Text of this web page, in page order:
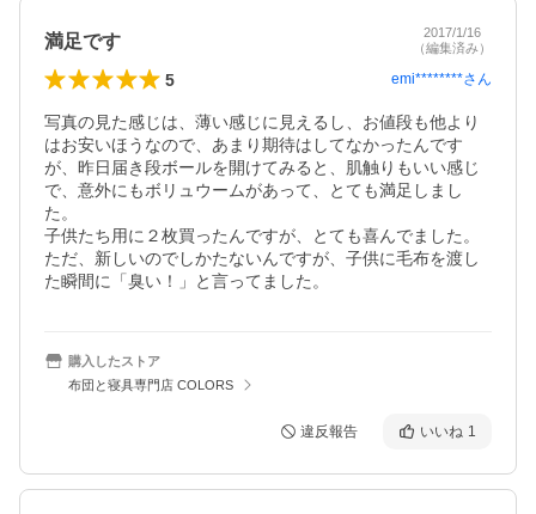
満足です
2017/1/16
（編集済み）
5 emi********さん
写真の見た感じは、薄い感じに見えるし、お値段も他より
はお安いほうなので、あまり期待はしてなかったんです
が、昨日届き段ボールを開けてみると、肌触りもいい感じ
で、意外にもボリュウームがあって、とても満足しまし
た。
子供たち用に２枚買ったんですが、とても喜んでました。
ただ、新しいのでしかたないんですが、子供に毛布を渡し
た瞬間に「臭い！」と言ってました。
購入したストア
布団と寝具専門店 COLORS
違反報告 いいね 1